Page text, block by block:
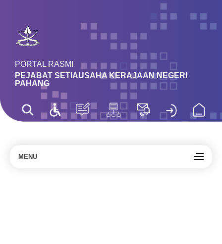
PORTAL RASMI
PEJABAT SETIAUSAHA KERAJAAN NEGERI
PAHANG
MENU